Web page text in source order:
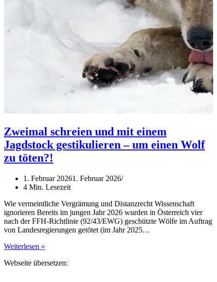
Zweimal schreien und mit einem
Jagdstock gestikulieren – um einen Wolf
zu töten?!
1. Februar 20261. Februar 2026
4 Min. Lesezeit
Wie vermeintliche Vergrämung und Distanzrecht Wissenschaft
ignorieren Bereits im jungen Jahr 2026 wurden in Österreich vier
nach der FFH-Richtlinie (92/43/EWG) geschützte Wölfe im Auftrag
von Landesregierungen getötet (im Jahr 2025…
Weiterlesen »
und
Webseite übersetzen: